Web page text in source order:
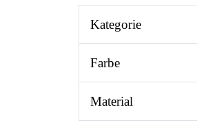
Kategorie
Farbe
Material